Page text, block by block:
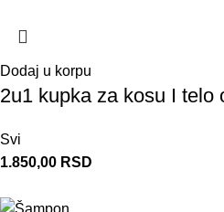
Dodaj u korpu
2u1 kupka za kosu I telo
Svi
1.850,00 RSD